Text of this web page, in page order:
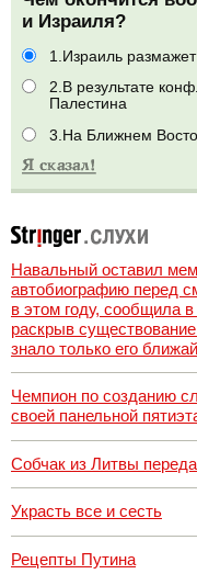
и Израиля?
1.Израиль
2.В результате
Палестина
3.На Ближнем
Навальный оставил
автобиографию перед
в этом году, сообщила
раскрыв
знало только его
Чемпион по созданию
своей панельной
Собчак из Литвы
Украсть все и сесть
Рецепты Путина